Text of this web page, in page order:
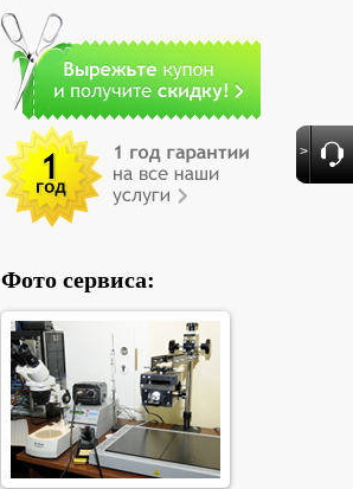
Фото сервиса:
>